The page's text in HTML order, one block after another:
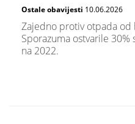
Ostale obavijesti 10.06.2026
Zajedno protiv otpada od
Sporazuma ostvarile
na 2022.